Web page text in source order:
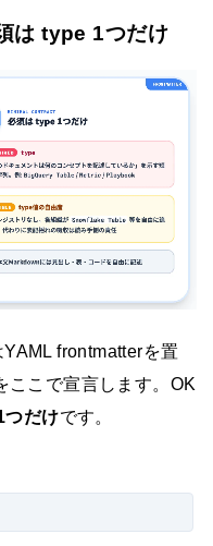
type 1つだけ
frontmatterを置
ここで宣言します。OK
だけです。